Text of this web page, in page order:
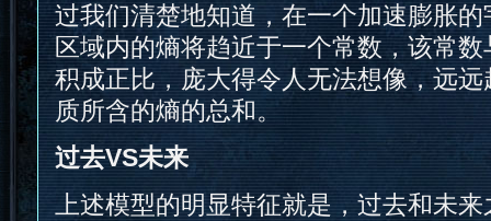
过我们清楚地知道，在一个加速膨胀
区域内的熵将趋近于一个常数，该常
积成正比，庞大得令人无法想像，远
质所含的熵的总和。
过去VS未来
上述模型的明显特征就是，过去和未